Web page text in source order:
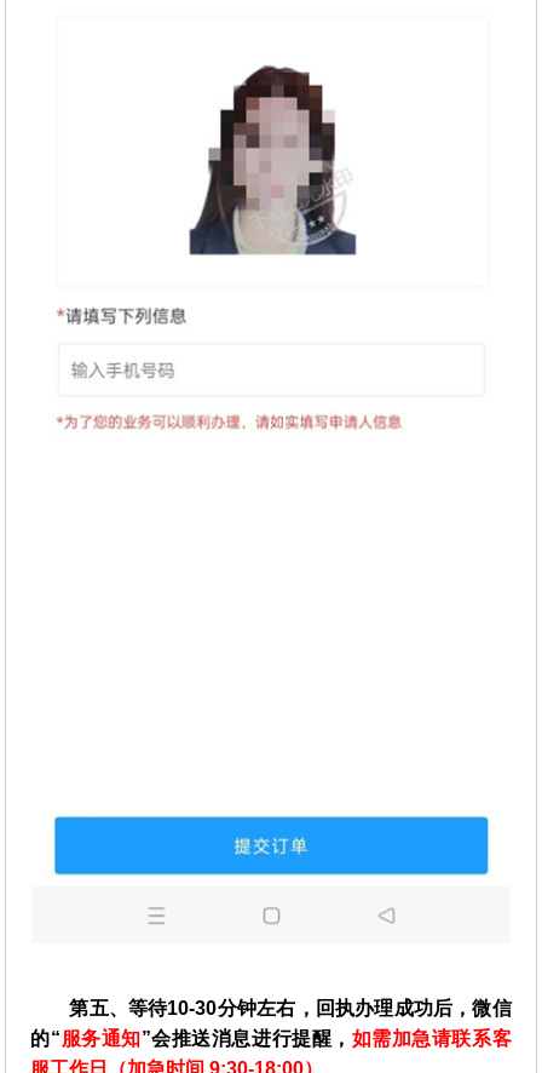
第五、等待10-30分钟左右，回执办理成功后，微信
的“服务通知”会推送消息进行提醒， 如需加急请联系客